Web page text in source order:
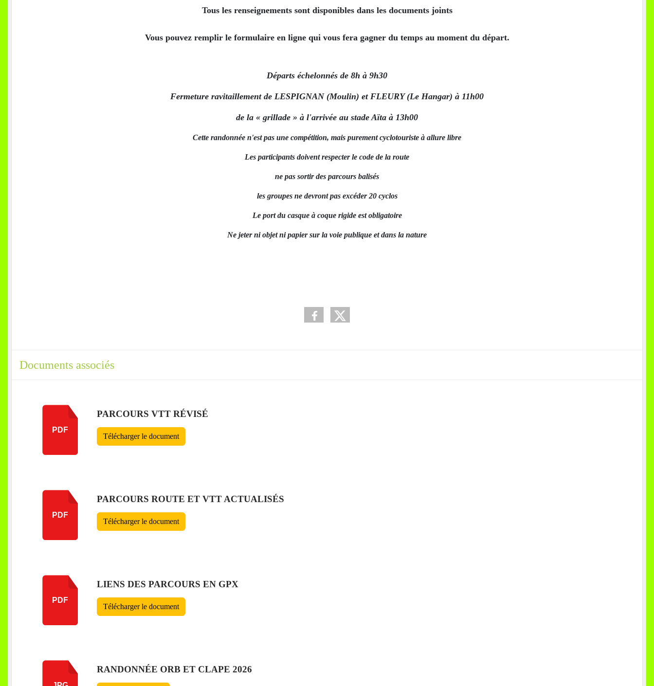
Tous les renseignements sont disponibles dans les documents joints
Vous pouvez remplir le formulaire en ligne qui vous fera gagner du temps au moment du départ.
Départs échelonnés de 8h à 9h30
Fermeture ravitaillement de LESPIGNAN (Moulin) et FLEURY (Le Hangar) à 11h00
de la « grillade » à l'arrivée au stade Aïta à 13h00
Cette randonnée n'est pas une compétition, mais purement cyclotouriste à allure libre
Les participants doivent respecter le code de la route
ne pas sortir des parcours balisés
les groupes ne devront pas excéder 20 cyclos
Le port du casque à coque rigide est obligatoire
Ne jeter ni objet ni papier sur la voie publique et dans la nature
Documents associés
PDF
PARCOURS VTT RÉVISÉ
Télécharger le document
PDF
PARCOURS ROUTE ET VTT ACTUALISÉS
Télécharger le document
PDF
LIENS DES PARCOURS EN GPX
Télécharger le document
RANDONNÉE ORB ET CLAPE 2026